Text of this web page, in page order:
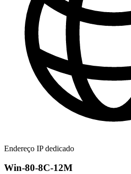
Endereço IP dedicado
Win-80-8C-12M